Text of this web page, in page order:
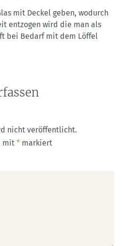
mit Deckel geben, wodurch
entzogen wird die man als
bei Bedarf mit dem Löffel
nicht veröffentlicht.
mit * markiert